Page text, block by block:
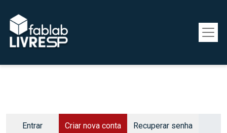
Primary tabs
Entrar Criar nova conta Recuperar senha